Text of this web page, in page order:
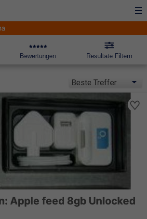
Bewertungen Resultate Filtern
Apple feed 8gb Unlocked